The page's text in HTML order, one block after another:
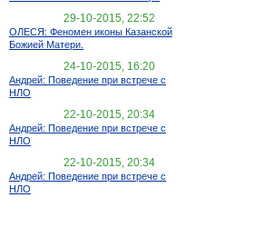
29-10-2015, 22:52
ОЛЕСЯ: Феномен иконы Казанской
Божией Матери.
24-10-2015, 16:20
Андрей: Поведение при встрече с
НЛО
22-10-2015, 20:34
Андрей: Поведение при встрече с
НЛО
22-10-2015, 20:34
Андрей: Поведение при встрече с
НЛО